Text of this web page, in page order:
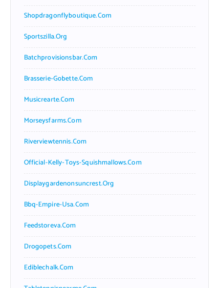
Shopdragonflyboutique.com
Sportszilla.org
Batchprovisionsbar.com
Brasserie-Gobette.com
Musicrearte.com
Morseysfarms.com
Riverviewtennis.com
Official-Kelly-Toys-Squishmallows.com
Displaygardenonsuncrest.org
Bbq-Empire-Usa.com
Feedstoreva.com
Drogopets.com
Ediblechalk.com